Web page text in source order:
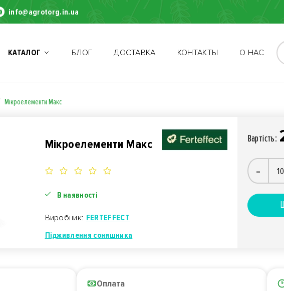
info@agrotorg.in.ua
КАТАЛОГ БЛОГ ДОСТАВКА КОНТАКТЫ О НАС
Мікроелементи Макс
Мікроелементи Макс
В наявності
Виробник: FERTEFFECT
Підживлення соняшника
Вартiсть:
-
Оплата